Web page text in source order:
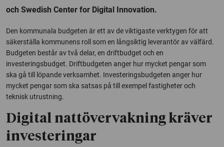
och Swedish Center for Digital Innovation.
Den kommunala budgeten är ett av de viktigaste verktygen för att
säkerställa kommunens roll som en långsiktig leverantör av välfärd.
Budgeten består av två delar, en driftbudget och en
investeringsbudget. Driftbudgeten anger hur mycket pengar som
ska gå till löpande verksamhet. Investeringsbudgeten anger hur
mycket pengar som ska satsas på till exempel fastigheter och
teknisk utrustning.
Digital nattövervakning kräver
investeringar